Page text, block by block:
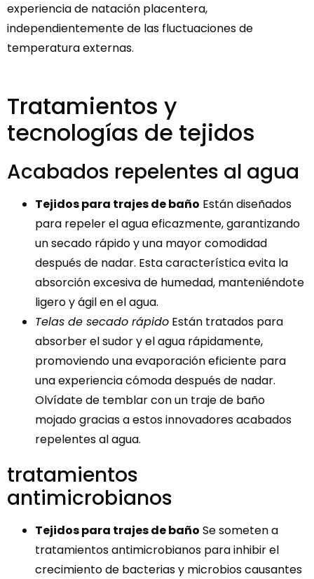
experiencia de natación placentera,
independientemente de las fluctuaciones de
temperatura externas.
Tratamientos y
tecnologías de tejidos
Acabados repelentes al agua
Tejidos para trajes de baño Están diseñados
para repeler el agua eficazmente, garantizando
un secado rápido y una mayor comodidad
después de nadar. Esta característica evita la
absorción excesiva de humedad, manteniéndote
ligero y ágil en el agua.
Telas de secado rápido Están tratados para
absorber el sudor y el agua rápidamente,
promoviendo una evaporación eficiente para
una experiencia cómoda después de nadar.
Olvídate de temblar con un traje de baño
mojado gracias a estos innovadores acabados
repelentes al agua.
tratamientos
antimicrobianos
Tejidos para trajes de baño Se someten a
tratamientos antimicrobianos para inhibir el
crecimiento de bacterias y microbios causantes